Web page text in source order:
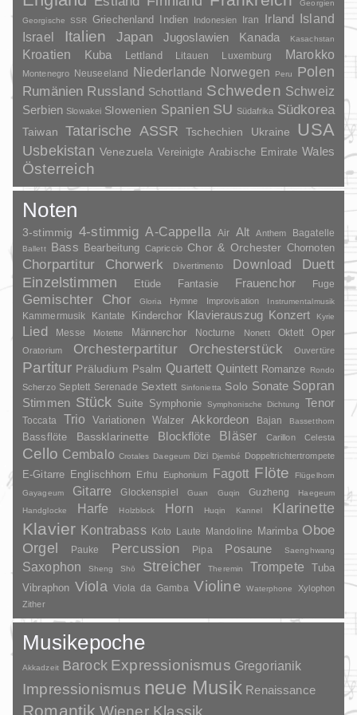
Georgien
Georgische SSR
Griechenland Indien Indonesien Iran Irland
Island
Israel
Italien Japan Jugoslawien Kanada Kasachstan
Kroatien Kuba Lettland Litauen Luxemburg Marokko
Montenegro Neuseeland Niederlande Norwegen Peru
Polen
Rumänien Russland Schottland Schweden Schweiz
Serbien Slowakei Slowenien Spanien SU Südafrika Südkorea
Taiwan Tatarische ASSR Tschechien Ukraine USA
Usbekistan Venezuela Vereinigte Arabische Emirate Wales
Österreich
Noten
3-stimmig 4-stimmig A-Cappella Air Alt Anthem Bagatelle
Ballett Bass Bearbeitung Capriccio Chor & Orchester Chornoten
Chorpartitur Chorwerk Divertimento Download
Duett
Einzelstimmen
Etüde Fantasie Frauenchor Fuge
Gemischter Chor Gloria Hymne Improvisation Instrumentalmusik
Kammermusik Kantate Kinderchor Klavierauszug Konzert Kyrie
Lied Messe Motette Männerchor Nocturne Nonett Oktett Oper
Oratorium Orchesterpartitur Orchesterstück Ouvertüre
Partitur Präludium Psalm Quartett Quintett Romanze Rondo
Scherzo Septett Serenade Sextett Sinfonietta Solo Sonate Sopran
Stimmen Stück Suite Symphonie Symphonische Dichtung Tenor
Toccata Trio Variationen Walzer Akkordeon Bajan Bassetthorn
Bassflöte Bassklarinette Blockflöte Bläser Carillon Celesta
Cello Cembalo Crotales Daegeum Dizi Djembé Doppeltrichtertrompete
E-Gitarre Englischhorn Erhu Euphonium Fagott Flöte
Flügelhorn
Gayageum
Gitarre Glockenspiel Guan Guqin Guzheng
Haegeum
Handglocke
Harfe Holzblock Horn Huqin Kannel Klarinette
Klavier Kontrabass Koto Laute Mandoline Marimba Oboe
Orgel Pauke Percussion Pipa Posaune Saenghwang
Saxophon Sheng Shō Streicher Theremin Trompete
Tuba
Vibraphon Viola Viola da Gamba Violine Waterphone
Xylophon
Zither
Musikepoche
Akkadzeit Barock Expressionismus Gregorianik
Impressionismus neue Musik Renaissance
Romantik Wiener Klassik